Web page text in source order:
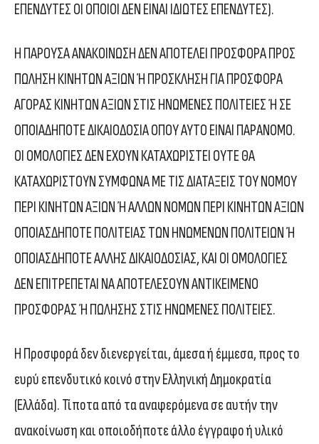
ΕΠΕΝΔΥΤΕΣ ΟΙ ΟΠΟΙΟΙ ΔΕΝ ΕΙΝΑΙ ΙΔΙΩΤΕΣ ΕΠΕΝΔΥΤΕΣ).
Η ΠΑΡΟΥΣΑ ΑΝΑΚΟΙΝΩΣΗ ΔΕΝ ΑΠΟΤΕΛΕΙ ΠΡΟΣΦΟΡΑ ΠΡΟΣ
ΠΩΛΗΣΗ ΚΙΝΗΤΩΝ ΑΞΙΩΝ Ή ΠΡΟΣΚΛΗΣΗ ΓΙΑ ΠΡΟΣΦΟΡΑ
ΑΓΟΡΑΣ ΚΙΝΗΤΩΝ ΑΞΙΩΝ ΣΤΙΣ ΗΝΩΜΕΝΕΣ ΠΟΛΙΤΕΙΕΣ Ή ΣΕ
ΟΠΟΙΑΔΗΠΟΤΕ ΔΙΚΑΙΟΔΟΣΙΑ ΟΠΟΥ ΑΥΤΟ ΕΙΝΑΙ ΠΑΡΑΝΟΜΟ.
ΟΙ ΟΜΟΛΟΓΙΕΣ ΔΕΝ ΕΧΟΥΝ ΚΑΤΑΧΩΡΙΣΤΕΙ ΟΥΤΕ ΘΑ
ΚΑΤΑΧΩΡΙΣΤΟΥΝ ΣΥΜΦΩΝΑ ΜΕ ΤΙΣ ΔΙΑΤΑΞΕΙΣ ΤΟΥ ΝΟΜΟΥ
ΠΕΡΙ ΚΙΝΗΤΩΝ ΑΞΙΩΝ Ή ΑΛΛΩΝ ΝΟΜΩΝ ΠΕΡΙ ΚΙΝΗΤΩΝ ΑΞΙΩΝ
ΟΠΟΙΑΣΔΗΠΟΤΕ ΠΟΛΙΤΕΙΑΣ ΤΩΝ ΗΝΩΜΕΝΩΝ ΠΟΛΙΤΕΙΩΝ Ή
ΟΠΟΙΑΣΔΗΠΟΤΕ ΑΛΛΗΣ ΔΙΚΑΙΟΔΟΣΙΑΣ, ΚΑΙ ΟΙ ΟΜΟΛΟΓΙΕΣ
ΔΕΝ ΕΠΙΤΡΕΠΕΤΑΙ ΝΑ ΑΠΟΤΕΛΕΣΟΥΝ ΑΝΤΙΚΕΙΜΕΝΟ
ΠΡΟΣΦΟΡΑΣ Ή ΠΩΛΗΣΗΣ ΣΤΙΣ ΗΝΩΜΕΝΕΣ ΠΟΛΙΤΕΙΕΣ.
Η Προσφορά δεν διενεργείται, άμεσα ή έμμεσα, προς το
ευρύ επενδυτικό κοινό στην Ελληνική Δημοκρατία
(Ελλάδα). Τίποτα από τα αναφερόμενα σε αυτήν την
ανακοίνωση και οποιοδήποτε άλλο έγγραφο ή υλικό